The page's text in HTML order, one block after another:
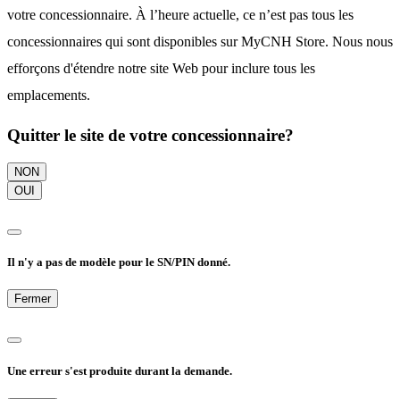
votre concessionnaire. À l’heure actuelle, ce n’est pas tous les
concessionnaires qui sont disponibles sur MyCNH Store. Nous nous
efforçons d'étendre notre site Web pour inclure tous les
emplacements.
Quitter le site de votre concessionnaire?
NON
OUI
Il n'y a pas de modèle pour le SN/PIN donné.
Fermer
Une erreur s'est produite durant la demande.